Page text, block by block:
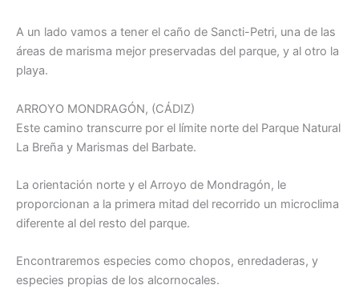
A un lado vamos a tener el caño de Sancti-Petri, una de las
áreas de marisma mejor preservadas del parque, y al otro la
playa.
ARROYO MONDRAGÓN, (CÁDIZ)
Este camino transcurre por el límite norte del Parque Natural
La Breña y Marismas del Barbate.
La orientación norte y el Arroyo de Mondragón, le
proporcionan a la primera mitad del recorrido un microclima
diferente al del resto del parque.
Encontraremos especies como chopos, enredaderas, y
especies propias de los alcornocales.